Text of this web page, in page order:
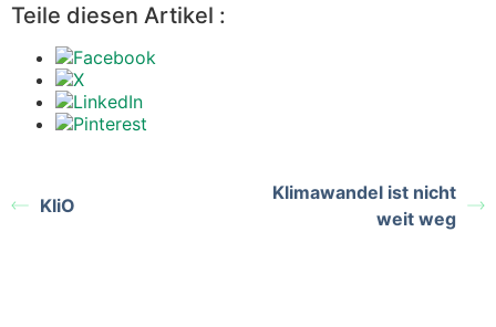
Teile diesen Artikel :
KliO
Klimawandel ist nicht
weit weg